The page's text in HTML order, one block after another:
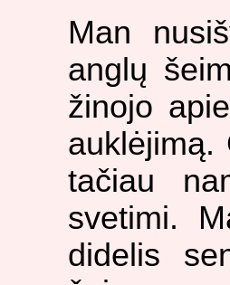
Man
anglų
žinojo
auklėjimą.
tačiau
svetimi.
didelis